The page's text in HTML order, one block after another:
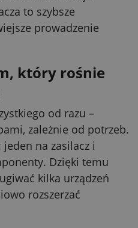
to szybsze
prowadzenie
który rośnie
od razu –
zależnie od potrzeb.
na zasilacz i
Dzięki temu
kilka urządzeń
rozszerzać